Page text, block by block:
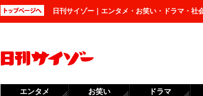
日刊サイゾー｜エンタメ・お笑い・ドラマ・社
エンタメ お笑い ドラマ